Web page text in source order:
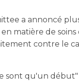
a annoncé
matière de soins
contre le
sont qu'un